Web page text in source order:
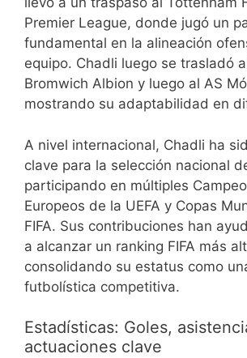
Premier League, donde jugó un
fundamental en la alineación
equipo. Chadli luego se trasladó
Bromwich Albion y luego al AS
mostrando su adaptabilidad en
A nivel internacional, Chadli ha
clave para la selección nacional
participando en múltiples
Europeos de la UEFA y Copas
FIFA. Sus contribuciones han
a alcanzar un ranking FIFA más
consolidando su estatus como
futbolística competitiva.
Estadísticas: Goles,
actuaciones clave